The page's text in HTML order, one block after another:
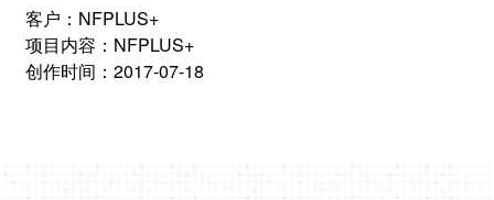
客户：NFPLUS+
项目内容：NFPLUS+
创作时间：2017-07-18